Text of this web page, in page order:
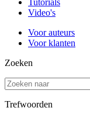
Video's
Voor auteurs
Voor klanten
Zoeken
Trefwoorden